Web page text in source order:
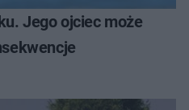
Jego ojciec może